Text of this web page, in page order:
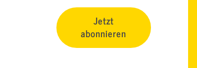
Jetzt
abonnieren